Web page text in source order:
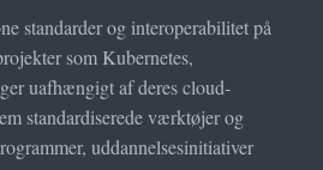
standarder og interoperabilitet på
som Kubernetes,
uafhængigt af deres cloud-
standardiserede værktøjer og
uddannelsesinitiativer